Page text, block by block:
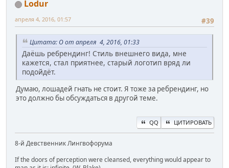
Lodur
#39
апреля 4, 2016, 01:57
Цитата: O от апреля 4, 2016, 01:33
Даёшь ребрендинг! Стиль внешнего вида, мне
кажется, стал приятнее, старый логотип вряд ли
подойдёт.
Думаю, лошадей гнать не стоит. Я тоже за ребрендинг, но
это должно бы обсуждаться в другой теме.
QQ ЦИТИРОВАТЬ
8-й Девственник Лингвофорума
If the doors of perception were cleansed, everything would appear to